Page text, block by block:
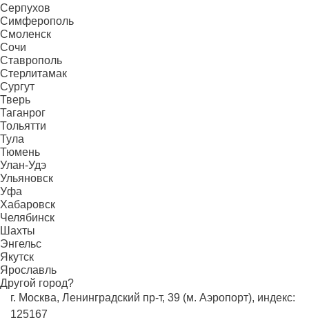
Серпухов
Симферополь
Смоленск
Сочи
Ставрополь
Стерлитамак
Сургут
Тверь
Таганрог
Тольятти
Тула
Тюмень
Улан-Удэ
Ульяновск
Уфа
Хабаровск
Челябинск
Шахты
Энгельс
Якутск
Ярославль
Другой город?
г. Москва, Ленинградский пр-т, 39 (м. Аэропорт), индекс:
125167